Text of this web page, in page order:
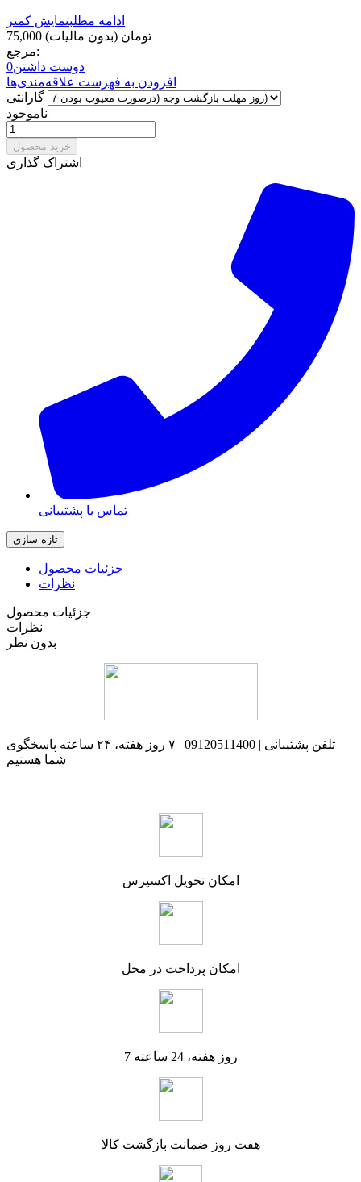
ادامه مطلبنمایش کمتر
75,000 تومان (بدون مالیات)
مرجع:
دوست داشتن0
افزودن به فهرست علاقه‌مندی‌ها
گارانتی
ناموجود
خرید محصول
اشتراک گذاری
تماس با پشتیبانی
جزئیات محصول
نظرات
جزئیات محصول
نظرات
بدون نظر
تلفن پشتیبانی | 09120511400 | ۷ روز هفته، ۲۴ ساعته پاسخگوی
شما هستیم
امکان تحویل اکسپرس
امکان پرداخت در محل
7 روز هفته، 24 ساعته
هفت روز ضمانت بازگشت کالا